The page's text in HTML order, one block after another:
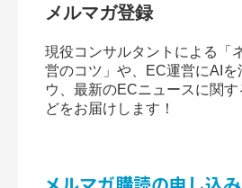
メルマガ登録
現役コンサルタントによる「
営のコツ」や、EC運営にAIを
ウ、最新のECニュースに関
どをお届けします！